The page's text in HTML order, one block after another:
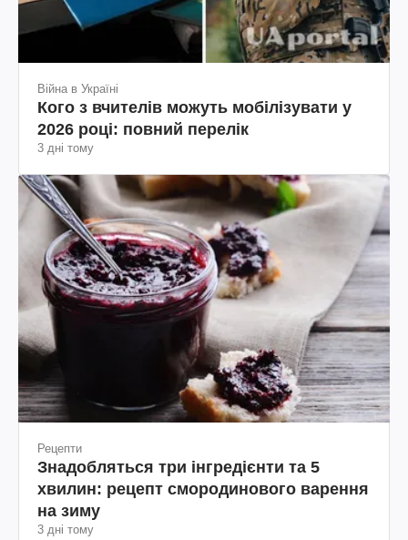
Війна в Україні
Кого з вчителів можуть мобілізувати у
2026 році: повний перелік
3 дні тому
Рецепти
Знадобляться три інгредієнти та 5
хвилин: рецепт смородинового варення
на зиму
3 дні тому